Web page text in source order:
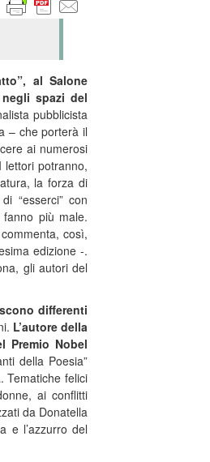
al Salone
spazi del
pubblicista
– che porterà il
ai numerosi
potranno,
la forza di
“esserci” con
più male.
così,
edizione -.
gli autori del
differenti
L’autore della
Premio Nobel
della Poesia”
Tematiche felici
ai conflitti
da Donatella
e l’azzurro del